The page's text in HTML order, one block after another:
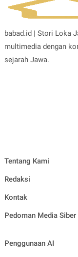
babad.id | Stori Loka
multimedia dengan
sejarah Jawa.
Tentang Kami
Redaksi
Kontak
Pedoman Media Siber
Penggunaan AI